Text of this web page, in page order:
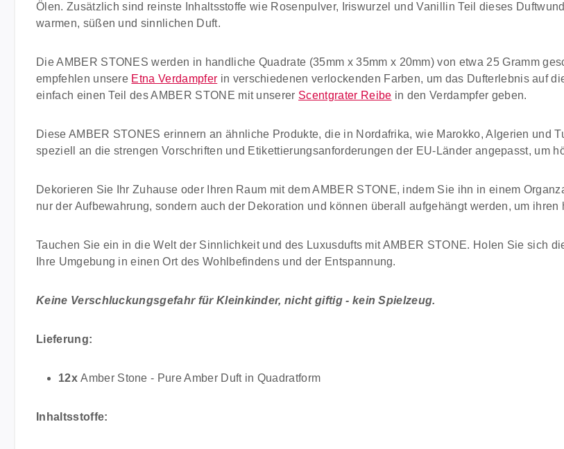
Ölen. Zusätzlich sind reinste Inhaltsstoffe wie Rosenpulver, Iriswurzel und Vanillin Teil dieses
warmen, süßen und sinnlichen Duft.
Die AMBER STONES werden in handliche Quadrate (35mm x 35mm x 20mm) von etwa 25 Gramm
empfehlen unsere Etna Verdampfer in verschiedenen verlockenden Farben, um das Dufterlebnis auf
einfach einen Teil des AMBER STONE mit unserer Scentgrater Reibe in den Verdampfer geben.
Diese AMBER STONES erinnern an ähnliche Produkte, die in Nordafrika, wie Marokko, Algerien und
speziell an die strengen Vorschriften und Etikettierungsanforderungen der EU-Länder angepasst, um
Dekorieren Sie Ihr Zuhause oder Ihren Raum mit dem AMBER STONE, indem Sie ihn in einem
nur der Aufbewahrung, sondern auch der Dekoration und können überall aufgehängt werden, um ihren
Tauchen Sie ein in die Welt der Sinnlichkeit und des Luxusdufts mit AMBER STONE. Holen Sie sich
Ihre Umgebung in einen Ort des Wohlbefindens und der Entspannung.
Keine Verschluckungsgefahr für Kleinkinder, nicht giftig - kein Spielzeug.
Lieferung:
12xAmber Stone - Pure Amber Duft in Quadratform
Inhaltsstoffe: